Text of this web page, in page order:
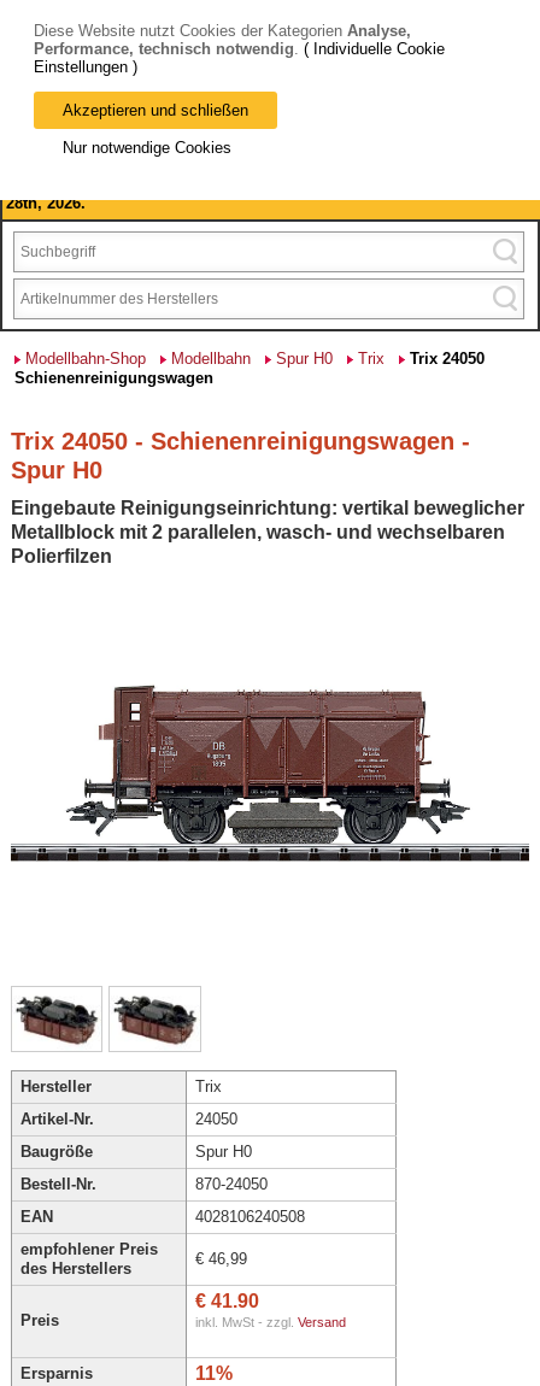
Bitte beachten Sie: wir machen Betriebsferien, vom 03. bis 28.
August 2026 haben wir geschlossen.
28th, 2026.
Modellbahn-Shop Modellbahn Spur H0 Trix
Trix 24050
Schienenreinigungswagen
Trix 24050 - Schienenreinigungswagen -
Spur H0
Eingebaute Reinigungseinrichtung: vertikal beweglicher
Metallblock mit 2 parallelen, wasch- und wechselbaren
Polierfilzen
Hersteller
Trix
Artikel-Nr.
24050
Baugröße
Spur H0
Bestell-Nr.
870-24050
EAN
4028106240508
empfohlener Preis
des Herstellers
€ 46,99
Preis
€ 41.90
inkl. MwSt - zzgl. Versand
Ersparnis 11%
Diese Website nutzt Cookies der Kategorien Analyse,
Performance, technisch notwendig. ( Individuelle Cookie
Einstellungen )
Akzeptieren und schließen
Nur notwendige Cookies